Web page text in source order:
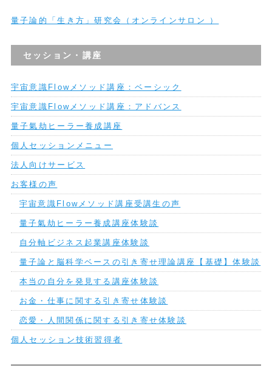
量子論的「生き方」研究会（オンラインサロン ）
セッション・講座
宇宙意識Flowメソッド講座：ベーシック
宇宙意識Flowメソッド講座：アドバンス
量子氣劫ヒーラー養成講座
個人セッションメニュー
法人向けサービス
お客様の声
宇宙意識Flowメソッド講座受講生の声
量子氣劫ヒーラー養成講座体験談
自分軸ビジネス起業講座体験談
量子論と脳科学ベースの引き寄せ理論講座【基礎】体験談
本当の自分を発見する講座体験談
お金・仕事に関する引き寄せ体験談
恋愛・人間関係に関する引き寄せ体験談
個人セッション技術習得者